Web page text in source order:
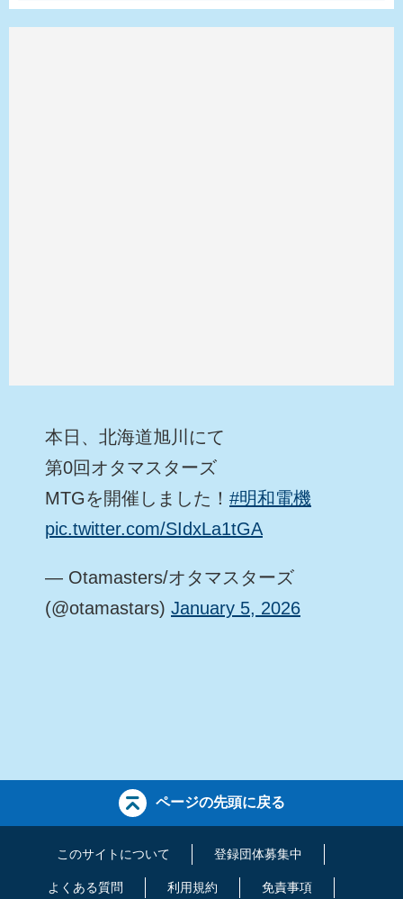
本日、北海道旭川にて
第0回オタマスターズ
MTGを開催しました！ #明和電機
pic.twitter.com/SIdxLa1tGA
— Otamasters/オタマスターズ
(@otamastars) January 5, 2026
ページの先頭に戻る
このサイトについて 登録団体募集中
よくある質問 利用規約 免責事項